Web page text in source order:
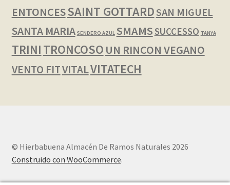
ENTONCESSAINT GOTTARDSAN MIGUEL
SANTA MARIA SENDERO AZUL SMAMSSUCCESSO TANYA
TRINI TRONCOSO UN RINCON VEGANO
VENTO FITVITALVITATECH
© Hierbabuena Almacén De Ramos Naturales 2026
Construido con WooCommerce.